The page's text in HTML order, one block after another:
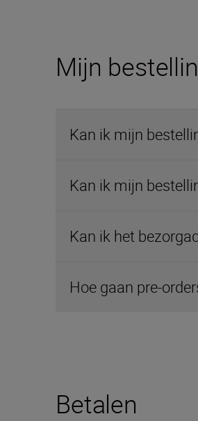
Mijn
Kan ik mijn
Kan ik mijn
Kan ik het
Hoe gaan pre-
Betalen